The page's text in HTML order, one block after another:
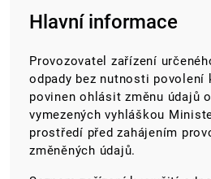
Hlavní informace
Provozovatel zařízení
odpady bez nutnosti povolení
povinen ohlásit změnu údajů
vymezených vyhláškou
prostředí před zahájením
změněných údajů.